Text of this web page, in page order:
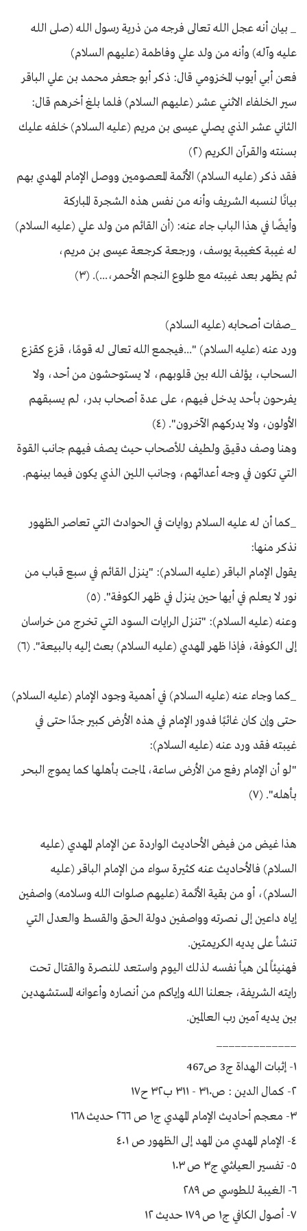
_ بيان أنه عجل الله تعالى فرجه من ذرية رسول الله (صلى الله
عليه وآله) وأنه من ولد علي وفاطمة (عليهم السلام)
فعن أبي أيوب المخزومي قال: ذكر أبو جعفر محمد بن علي الباقر
سير الخلفاء الاثني عشر (عليهم السلام) فلما بلغ أخرهم قال:
الثاني عشر الذي يصلي عيسى بن مريم (عليه السلام) خلفه عليك
بسنته والقرآن الكريم (٢)
فقد ذكر (عليه السلام) الأئمة المعصومين ووصل الإمام المهدي بهم
بيانًا لنسبه الشريف وأنه من نفس هذه الشجرة المباركة
وأيضًا في هذا الباب جاء عنه: (أن القائم من ولد علي (عليه السلام)
له غيبة كغيبة يوسف، ورجعة كرجعة عيسى بن مريم،
ثم يظهر بعد غيبته مع طلوع النجم الأحمر،...). (٣)
_صفات أصحابه (عليه السلام)
ورد عنه (عليه السلام) "...فيجمع الله تعالى له قومًا، قزع كقزع
السحاب، يؤلف الله بين قلوبهم، لا يستوحشون من أحد، ولا
يفرحون بأحد يدخل فيهم، على عدة أصحاب بدر، لم يسبقهم
الأولون، ولا يدركهم الآخرون". (٤)
وهنا وصف دقيق ولطيف للأصحاب حيث يصف فيهم جانب القوة
التي تكون في وجه أعدائهم، وجانب اللين الذي يكون فيما بينهم.
_كما أن له عليه السلام روايات في الحوادث التي تعاصر الظهور
نذكر منها:
يقول الإمام الباقر (عليه السلام): "ينزل القائم في سبع قباب من
نور لا يعلم في أيها حين ينزل في ظهر الكوفة". (٥)
وعنه (عليه السلام): "تنزل الرايات السود التي تخرج من خراسان
إلى الكوفة، فإذا ظهر المهدي (عليه السلام) بعث إليه بالبيعة". (٦)
_كما وجاء عنه (عليه السلام) في أهمية وجود الإمام (عليه السلام)
حتى وإن كان غائبًا فدور الإمام في هذه الأرض كبير جدًا حتى في
غيبته فقد ورد عنه (عليه السلام):
"لو أن الإمام رفع من الأرض ساعة، لماجت بأهلها كما يموج البحر
بأهله". (٧)
هذا غيض من فيض الأحاديث الواردة عن الإمام المهدي (عليه
السلام) فالأحاديث عنه كثيرة سواء من الإمام الباقر (عليه
السلام)، أو من بقية الأئمة (عليهم صلوات الله وسلامه) واصفين
إياه داعين إلى نصرته وواصفين دولة الحق والقسط والعدل التي
تنشأ على يديه الكريمتين.
فهنيئاً لمن هيأ نفسه لذلك اليوم واستعد للنصرة والقتال تحت
رايته الشريفة، جعلنا الله وإياكم من أنصاره وأعوانه المستشهدين
بين يديه آمين رب العالمين.
١- إثبات الهداة ج3 ص467
٢- كمال الدين : ص٣١۰ - ٣١١ ب٣٢ ح١٧
٣- معجم أحاديث الإمام المهدي ج١ ص ٢٦٦ حديث ١٦٨
٤- الإمام المهدي من المهد إلى الظهور ص ٤٠١
٥- تفسير العياشي ج٣ ص ١٠٣
٦- الغيبة للطوسي ص ٢٨٩
٧- أصول الكافي ج١ ص ١٧٩ حديث ١٢